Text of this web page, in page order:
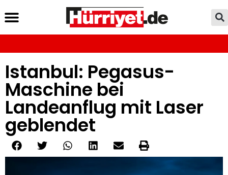
Istanbul: Pegasus-
Maschine bei
Landeanflug mit Laser
geblendet